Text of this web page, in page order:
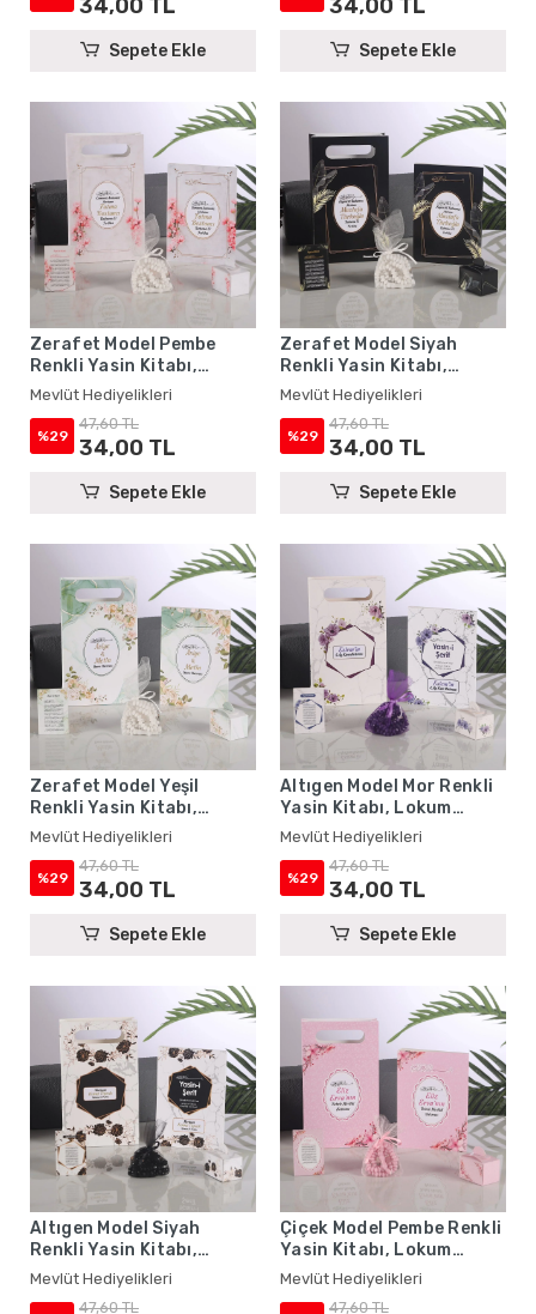
34,00 TL
Sepete Ekle
34,00 TL
Sepete Ekle
Zerafet Model Pembe
Renkli Yasin Kitabı,
Lokum Kutusu, Magnet,
Karton Çanta ve Tesbih -
Mevlüt Hediyelikleri
Mevlüt Hediyelikleri
%29
47,60 TL
34,00 TL
Sepete Ekle
Zerafet Model Siyah
Renkli Yasin Kitabı,
Lokum Kutusu, Magnet,
Karton Çanta ve Tesbih -
Mevlüt Hediyelikleri
Mevlüt Hediyelikleri
%29
47,60 TL
34,00 TL
Sepete Ekle
Zerafet Model Yeşil
Renkli Yasin Kitabı,
Lokum Kutusu, Magnet,
Karton Çanta ve Tesbih -
Mevlüt Hediyelikleri
Mevlüt Hediyelikleri
%29
47,60 TL
34,00 TL
Sepete Ekle
Altıgen Model Mor Renkli
Yasin Kitabı, Lokum
Kutusu, Magnet, Karton
Çanta ve Tesbih - Mevlüt
Hediyelikleri
Mevlüt Hediyelikleri
%29
47,60 TL
34,00 TL
Sepete Ekle
Altıgen Model Siyah
Renkli Yasin Kitabı,
Lokum Kutusu, Magnet,
Karton Çanta ve Tesbih -
Mevlüt Hediyelikleri
47,60 TL
Çiçek Model Pembe Renkli
Yasin Kitabı, Lokum
Kutusu, Magnet, Karton
Çanta ve Tesbih - Mevlüt
Mevlüt Hediyelikleri
47,60 TL